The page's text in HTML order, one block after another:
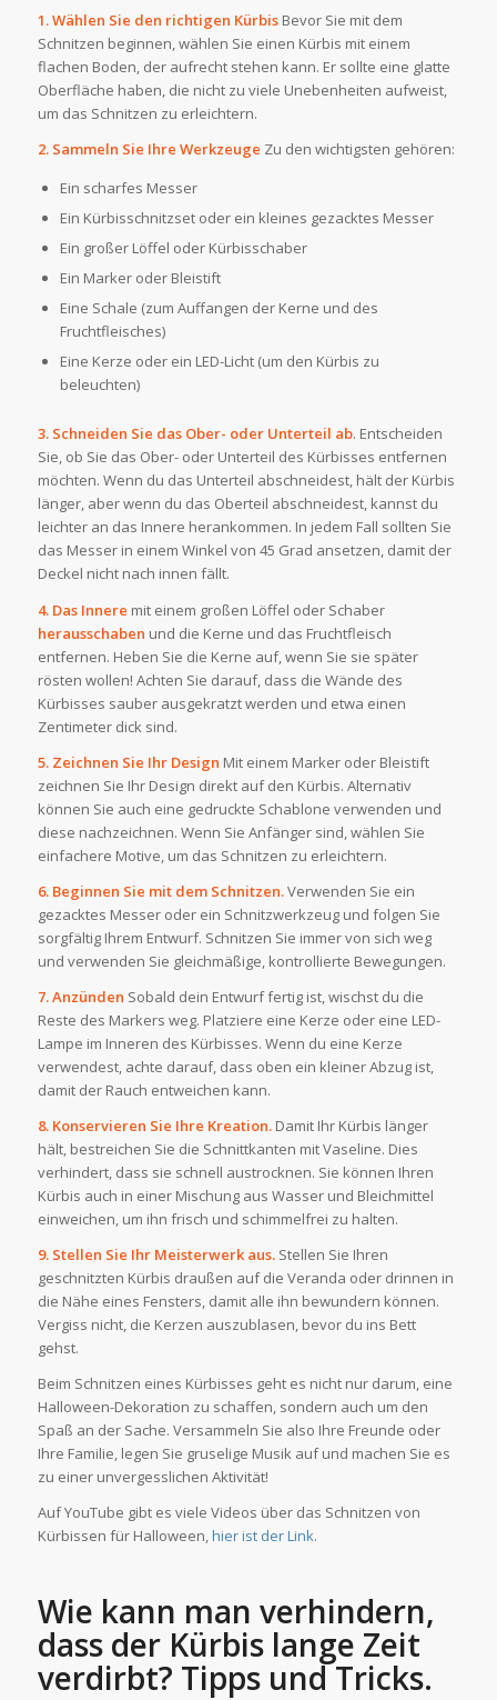
1. Wählen Sie den richtigen Kürbis Bevor Sie mit dem
Schnitzen beginnen, wählen Sie einen Kürbis mit einem
flachen Boden, der aufrecht stehen kann. Er sollte eine glatte
Oberfläche haben, die nicht zu viele Unebenheiten aufweist,
um das Schnitzen zu erleichtern.
2. Sammeln Sie Ihre Werkzeuge Zu den wichtigsten gehören:
Ein scharfes Messer
Ein Kürbisschnitzset oder ein kleines gezacktes Messer
Ein großer Löffel oder Kürbisschaber
Ein Marker oder Bleistift
Eine Schale (zum Auffangen der Kerne und des
Fruchtfleisches)
Eine Kerze oder ein LED-Licht (um den Kürbis zu
beleuchten)
3. Schneiden Sie das Ober- oder Unterteil ab. Entscheiden
Sie, ob Sie das Ober- oder Unterteil des Kürbisses entfernen
möchten. Wenn du das Unterteil abschneidest, hält der Kürbis
länger, aber wenn du das Oberteil abschneidest, kannst du
leichter an das Innere herankommen. In jedem Fall sollten Sie
das Messer in einem Winkel von 45 Grad ansetzen, damit der
Deckel nicht nach innen fällt.
4. Das Innere mit einem großen Löffel oder Schaber
herausschaben und die Kerne und das Fruchtfleisch
entfernen. Heben Sie die Kerne auf, wenn Sie sie später
rösten wollen! Achten Sie darauf, dass die Wände des
Kürbisses sauber ausgekratzt werden und etwa einen
Zentimeter dick sind.
5. Zeichnen Sie Ihr Design Mit einem Marker oder Bleistift
zeichnen Sie Ihr Design direkt auf den Kürbis. Alternativ
können Sie auch eine gedruckte Schablone verwenden und
diese nachzeichnen. Wenn Sie Anfänger sind, wählen Sie
einfachere Motive, um das Schnitzen zu erleichtern.
6. Beginnen Sie mit dem Schnitzen.Verwenden Sie ein
gezacktes Messer oder ein Schnitzwerkzeug und folgen Sie
sorgfältig Ihrem Entwurf. Schnitzen Sie immer von sich weg
und verwenden Sie gleichmäßige, kontrollierte Bewegungen.
7. Anzünden Sobald dein Entwurf fertig ist, wischst du die
Reste des Markers weg. Platziere eine Kerze oder eine LED-
Lampe im Inneren des Kürbisses. Wenn du eine Kerze
verwendest, achte darauf, dass oben ein kleiner Abzug ist,
damit der Rauch entweichen kann.
8. Konservieren Sie Ihre Kreation. Damit Ihr Kürbis länger
hält, bestreichen Sie die Schnittkanten mit Vaseline. Dies
verhindert, dass sie schnell austrocknen. Sie können Ihren
Kürbis auch in einer Mischung aus Wasser und Bleichmittel
einweichen, um ihn frisch und schimmelfrei zu halten.
9. Stellen Sie Ihr Meisterwerk aus. Stellen Sie Ihren
geschnitzten Kürbis draußen auf die Veranda oder drinnen in
die Nähe eines Fensters, damit alle ihn bewundern können.
Vergiss nicht, die Kerzen auszublasen, bevor du ins Bett
gehst.
Beim Schnitzen eines Kürbisses geht es nicht nur darum, eine
Halloween-Dekoration zu schaffen, sondern auch um den
Spaß an der Sache. Versammeln Sie also Ihre Freunde oder
Ihre Familie, legen Sie gruselige Musik auf und machen Sie es
zu einer unvergesslichen Aktivität!
Auf YouTube gibt es viele Videos über das Schnitzen von
Kürbissen für Halloween,hier ist der Link.
Wie kann man verhindern,
dass der Kürbis lange Zeit
verdirbt? Tipps und Tricks.